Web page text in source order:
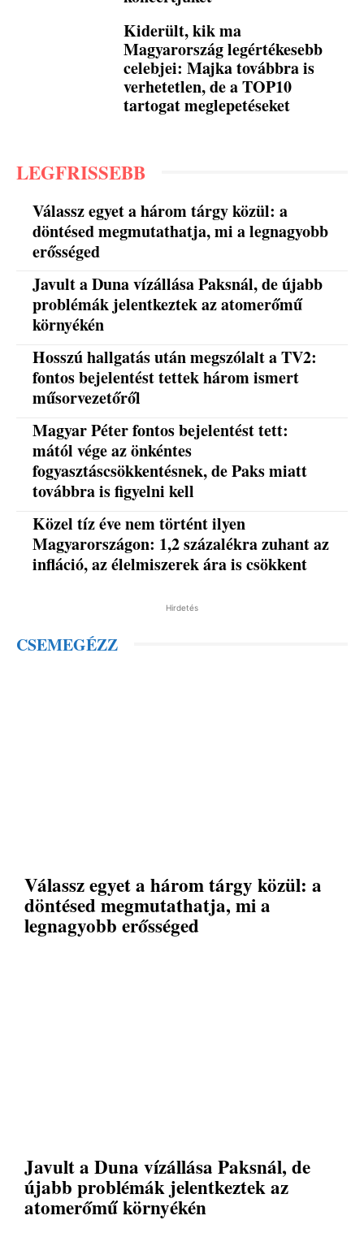
Kiderült, kik ma
Magyarország legértékesebb
celebjei: Majka továbbra is
verhetetlen, de a TOP10
tartogat meglepetéseket
LEGFRISSEBB
Válassz egyet a három tárgy közül: a
döntésed megmutathatja, mi a legnagyobb
erősséged
Javult a Duna vízállása Paksnál, de újabb
problémák jelentkeztek az atomerőmű
környékén
Hosszú hallgatás után megszólalt a TV2:
fontos bejelentést tettek három ismert
műsorvezetőről
Magyar Péter fontos bejelentést tett:
mától vége az önkéntes
fogyasztáscsökkentésnek, de Paks miatt
továbbra is figyelni kell
Közel tíz éve nem történt ilyen
Magyarországon: 1,2 százalékra zuhant az
infláció, az élelmiszerek ára is csökkent
Hirdetés
CSEMEGÉZZ
Válassz egyet a három tárgy közül: a
döntésed megmutathatja, mi a
legnagyobb erősséged
Javult a Duna vízállása Paksnál, de
újabb problémák jelentkeztek az
atomerőmű környékén